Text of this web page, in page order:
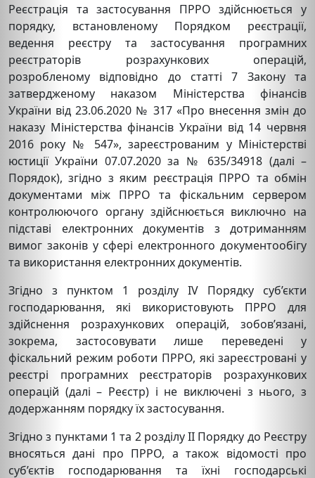
Реєстрація та застосування ПРРО здійснюється у
порядку, встановленому Порядком реєстрації,
ведення реєстру та застосування програмних
реєстраторів розрахункових операцій,
розробленому відповідно до статті 7 Закону та
затвердженому наказом Міністерства фінансів
України від 23.06.2020 № 317 «Про внесення змін до
наказу Міністерства фінансів України від 14 червня
2016 року № 547», зареєстрованим у Міністерстві
юстиції України 07.07.2020 за № 635/34918 (далі –
Порядок), згідно з яким реєстрація ПРРО та обмін
документами між ПРРО та фіскальним сервером
контролюючого органу здійснюється виключно на
підставі електронних документів з дотриманням
вимог законів у сфері електронного документообігу
та використання електронних документів.
Згідно з пунктом 1 розділу IV Порядку суб’єкти
господарювання, які використовують ПРРО для
здійснення розрахункових операцій, зобов’язані,
зокрема, застосовувати лише переведені у
фіскальний режим роботи ПРРО, які зареєстровані у
реєстрі програмних реєстраторів розрахункових
операцій (далі – Реєстр) і не виключені з нього, з
додержанням порядку їх застосування.
Згідно з пунктами 1 та 2 розділу ІІ Порядку до Реєстру
вносяться дані про ПРРО, а також відомості про
суб’єктів господарювання та їхні господарські